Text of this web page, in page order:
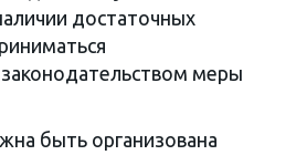
достаточных
меры
быть организована